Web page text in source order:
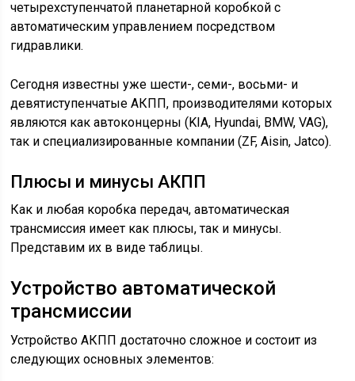
четырехступенчатой планетарной коробкой с
автоматическим управлением посредством
гидравлики.
Сегодня известны уже шести-, семи-, восьми- и
девятиступенчатые АКПП, производителями которых
являются как автоконцерны (KIA, Hyundai, BMW, VAG),
так и специализированные компании (ZF, Aisin, Jatco).
Плюсы и минусы АКПП
Как и любая коробка передач, автоматическая
трансмиссия имеет как плюсы, так и минусы.
Представим их в виде таблицы.
Устройство автоматической
трансмиссии
Устройство АКПП достаточно сложное и состоит из
следующих основных элементов: